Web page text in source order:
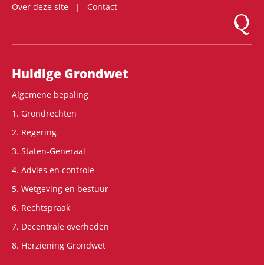
Over deze site
Contact
Logo
Hoofdnavigatie
Huidige Grondwet
Algemene bepaling
1. Grondrechten
2. Regering
3. Staten-Generaal
4. Advies en controle
5. Wetgeving en bestuur
6. Rechtspraak
7. Decentrale overheden
8. Herziening Grondwet